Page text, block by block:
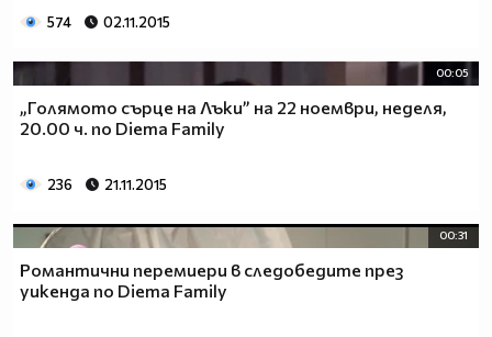
574 02.11.2015
00:05
„Голямото сърце на Лъки” на 22 ноември, неделя,
20.00 ч. по Diema Family
236 21.11.2015
00:31
Романтични перемиери в следобедите през
уикенда по Diema Family